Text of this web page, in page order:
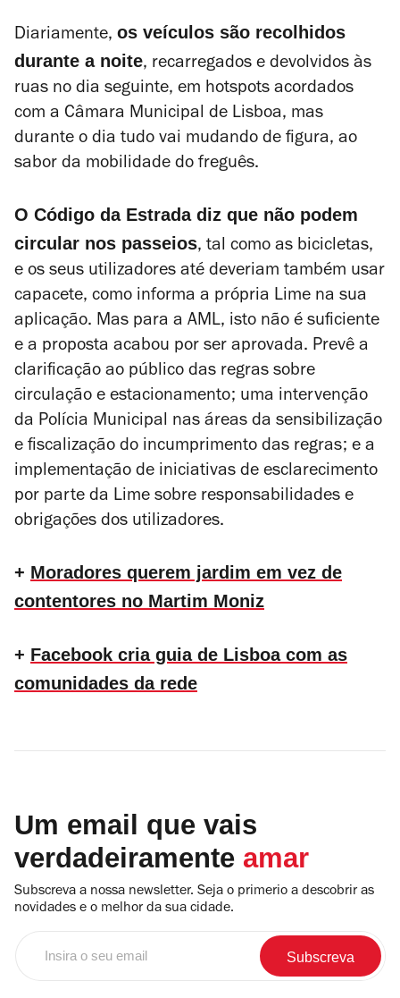
Diariamente, os veículos são recolhidos
durante a noite, recarregados e devolvidos às
ruas no dia seguinte, em hotspots acordados
com a Câmara Municipal de Lisboa, mas
durante o dia tudo vai mudando de figura, ao
sabor da mobilidade do freguês.
O Código da Estrada diz que não podem
circular nos passeios, tal como as bicicletas,
e os seus utilizadores até deveriam também usar
capacete, como informa a própria Lime na sua
aplicação. Mas para a AML, isto não é suficiente
e a proposta acabou por ser aprovada. Prevê a
clarificação ao público das regras sobre
circulação e estacionamento; uma intervenção
da Polícia Municipal nas áreas da sensibilização
e fiscalização do incumprimento das regras; e a
implementação de iniciativas de esclarecimento
por parte da Lime sobre responsabilidades e
obrigações dos utilizadores.
+ Moradores querem jardim em vez de
contentores no Martim Moniz
+ Facebook cria guia de Lisboa com as
comunidades da rede
Um email que vais
verdadeiramente amar
Subscreva a nossa newsletter. Seja o primerio a descobrir as
novidades e o melhor da sua cidade.